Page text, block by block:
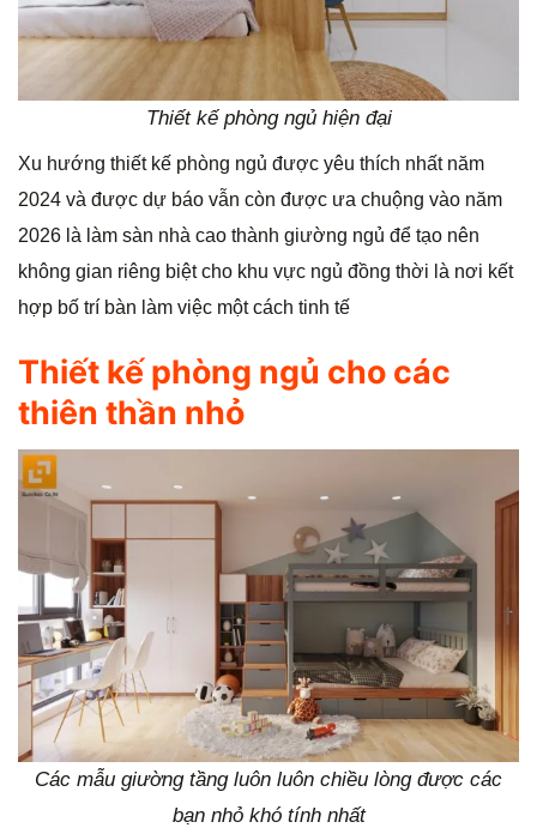
Thiết kế phòng ngủ hiện đại
Xu hướng thiết kế phòng ngủ được yêu thích nhất năm
2024 và được dự báo vẫn còn được ưa chuộng vào năm
2026 là làm sàn nhà cao thành giường ngủ để tạo nên
không gian riêng biệt cho khu vực ngủ đồng thời là nơi kết
hợp bố trí bàn làm việc một cách tinh tế
Thiết kế phòng ngủ cho các
thiên thần nhỏ
Các mẫu giường tầng luôn luôn chiều lòng được các
bạn nhỏ khó tính nhất